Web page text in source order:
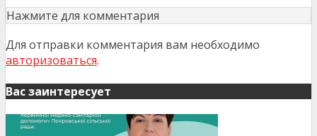
Нажмите для комментария
Для отправки комментария вам необходимо
авторизоваться.
Вас заинтересует